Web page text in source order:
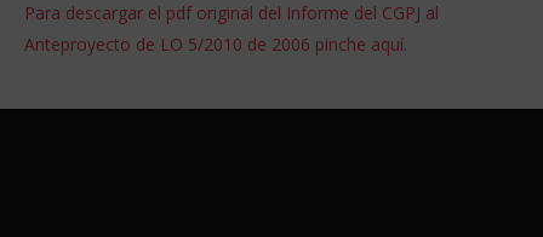
Para descargar el pdf original del Informe del CGPJ al
Anteproyecto de LO 5/2010 de 2006 pinche aquí.